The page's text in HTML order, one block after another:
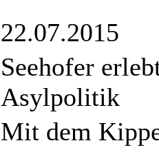
22.07.2015
Seehofer
Asylpolitik
Mit dem